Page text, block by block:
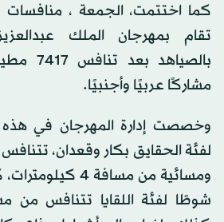
كما اختتمت، الجمعة ، منافسات
تقام بمهرجان الملك
مشاركًا عربيًا وأجنبيًا.
لفئة الحقايق بكار وقعدان،